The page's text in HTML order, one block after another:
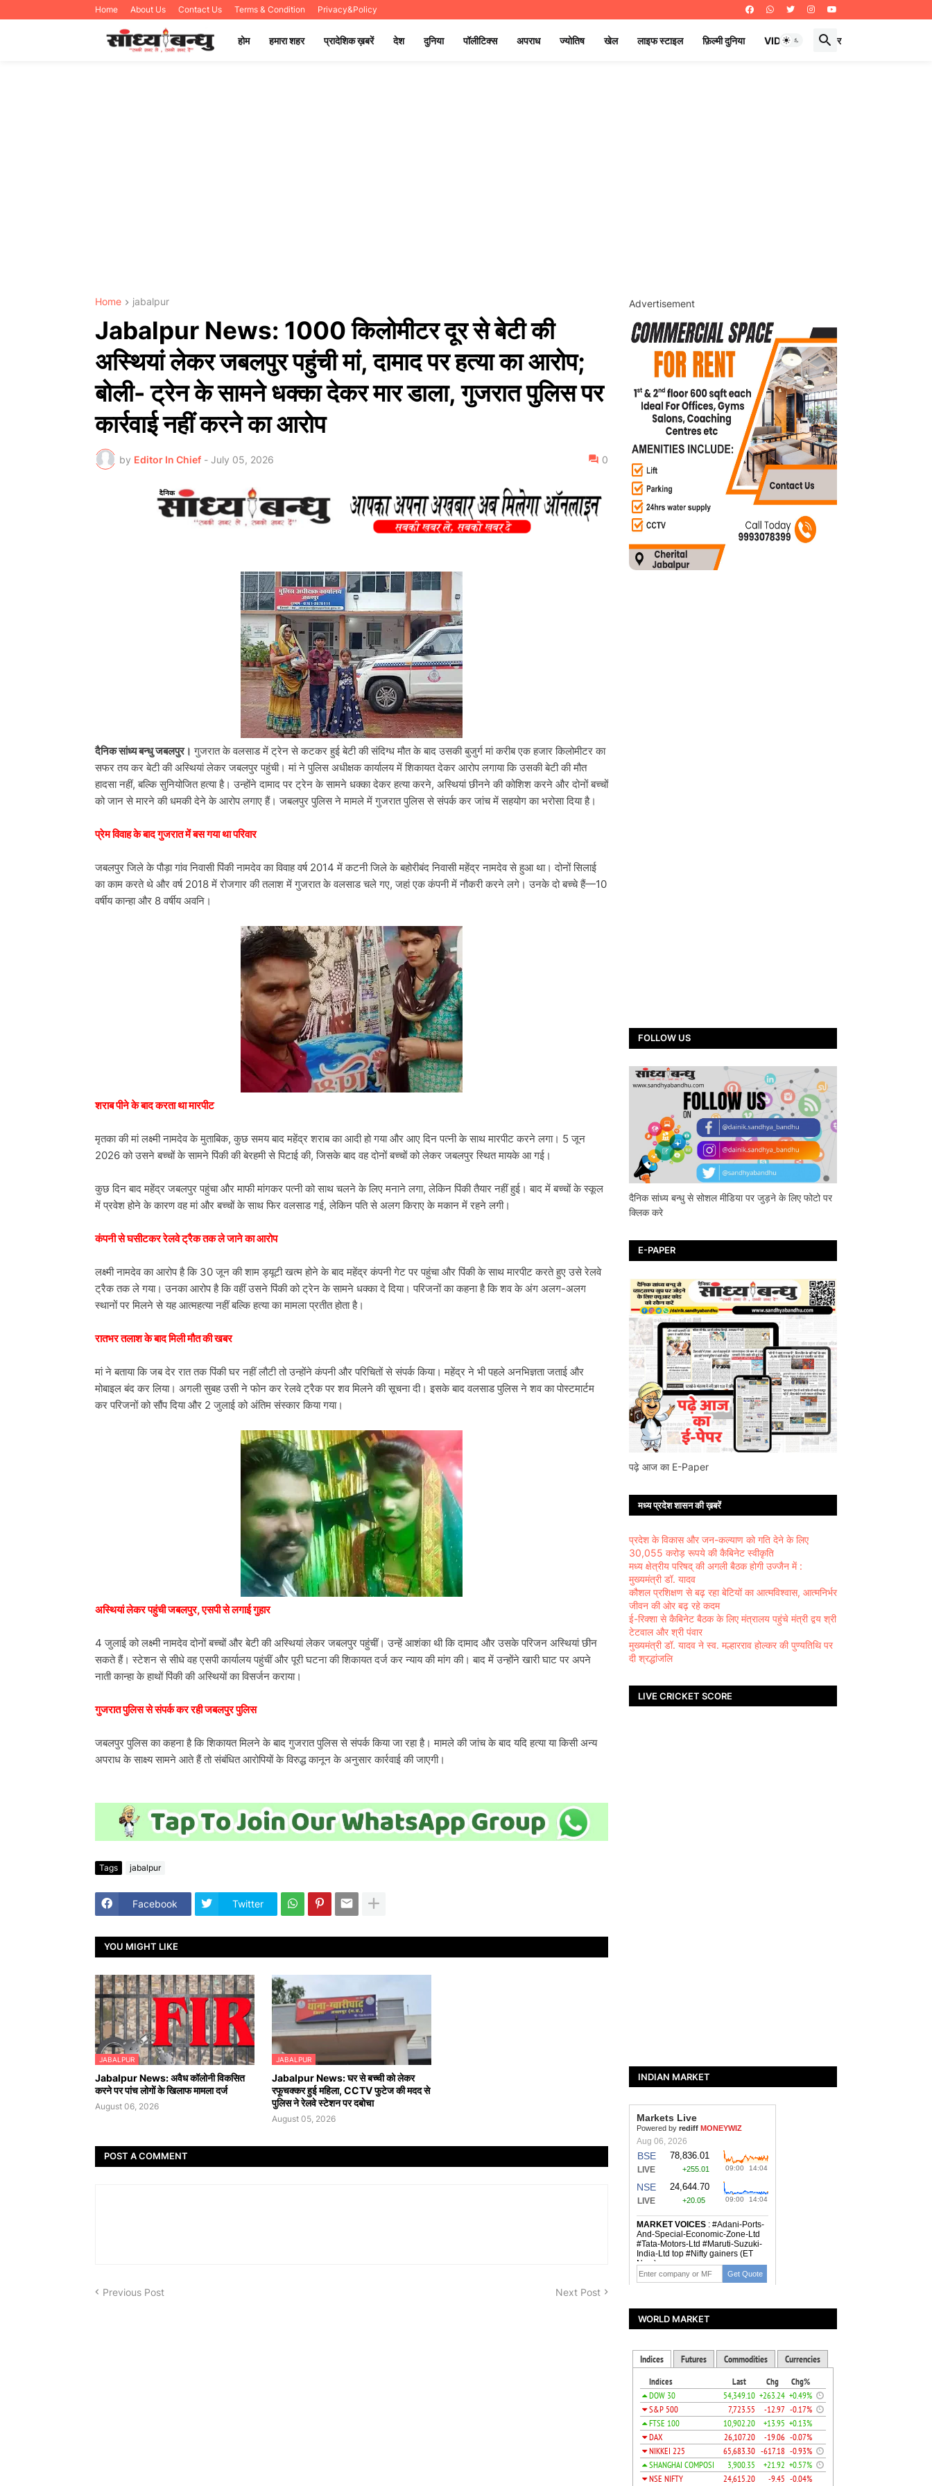
Home About Us Contact Us Terms & Condition Privacy&Policy
होम हमारा शहर प्रादेशिक ख़बरें देश दुनिया पॉलीटिक्स अपराध ज्योतिष खेल लाइफ स्टाइल फ़िल्मी दुनिया VIDEOS ई पेपर
Home jabalpur
Jabalpur News: 1000 किलोमीटर दूर से बेटी की
अस्थियां लेकर जबलपुर पहुंची मां, दामाद पर हत्या का आरोप;
बोली- ट्रेन के सामने धक्का देकर मार डाला, गुजरात पुलिस पर
कार्रवाई नहीं करने का आरोप
by Editor In Chief - July 05, 2026 0
दैनिक सांध्य बन्धु जबलपुर। गुजरात के वलसाड में ट्रेन से कटकर हुई बेटी की संदिग्ध मौत के बाद उसकी बुजुर्ग मां करीब एक हजार किलोमीटर का
सफर तय कर बेटी की अस्थियां लेकर जबलपुर पहुंची। मां ने पुलिस अधीक्षक कार्यालय में शिकायत देकर आरोप लगाया कि उसकी बेटी की मौत
हादसा नहीं, बल्कि सुनियोजित हत्या है। उन्होंने दामाद पर ट्रेन के सामने धक्का देकर हत्या करने, अस्थियां छीनने की कोशिश करने और दोनों बच्चों
को जान से मारने की धमकी देने के आरोप लगाए हैं। जबलपुर पुलिस ने मामले में गुजरात पुलिस से संपर्क कर जांच में सहयोग का भरोसा दिया है।
प्रेम विवाह के बाद गुजरात में बस गया था परिवार
जबलपुर जिले के पौड़ा गांव निवासी पिंकी नामदेव का विवाह वर्ष 2014 में कटनी जिले के बहोरीबंद निवासी महेंद्र नामदेव से हुआ था। दोनों सिलाई
का काम करते थे और वर्ष 2018 में रोजगार की तलाश में गुजरात के वलसाड चले गए, जहां एक कंपनी में नौकरी करने लगे। उनके दो बच्चे हैं—10
वर्षीय कान्हा और 8 वर्षीय अवनि।
शराब पीने के बाद करता था मारपीट
मृतका की मां लक्ष्मी नामदेव के मुताबिक, कुछ समय बाद महेंद्र शराब का आदी हो गया और आए दिन पत्नी के साथ मारपीट करने लगा। 5 जून
2026 को उसने बच्चों के सामने पिंकी की बेरहमी से पिटाई की, जिसके बाद वह दोनों बच्चों को लेकर जबलपुर स्थित मायके आ गई।
कुछ दिन बाद महेंद्र जबलपुर पहुंचा और माफी मांगकर पत्नी को साथ चलने के लिए मनाने लगा, लेकिन पिंकी तैयार नहीं हुई। बाद में बच्चों के स्कूल
में प्रवेश होने के कारण वह मां और बच्चों के साथ फिर वलसाड गई, लेकिन पति से अलग किराए के मकान में रहने लगी।
कंपनी से घसीटकर रेलवे ट्रैक तक ले जाने का आरोप
लक्ष्मी नामदेव का आरोप है कि 30 जून की शाम ड्यूटी खत्म होने के बाद महेंद्र कंपनी गेट पर पहुंचा और पिंकी के साथ मारपीट करते हुए उसे रेलवे
ट्रैक तक ले गया। उनका आरोप है कि वहीं उसने पिंकी को ट्रेन के सामने धक्का दे दिया। परिजनों का कहना है कि शव के अंग अलग-अलग
स्थानों पर मिलने से यह आत्महत्या नहीं बल्कि हत्या का मामला प्रतीत होता है।
रातभर तलाश के बाद मिली मौत की खबर
मां ने बताया कि जब देर रात तक पिंकी घर नहीं लौटी तो उन्होंने कंपनी और परिचितों से संपर्क किया। महेंद्र ने भी पहले अनभिज्ञता जताई और
मोबाइल बंद कर लिया। अगली सुबह उसी ने फोन कर रेलवे ट्रैक पर शव मिलने की सूचना दी। इसके बाद वलसाड पुलिस ने शव का पोस्टमार्टम
कर परिजनों को सौंप दिया और 2 जुलाई को अंतिम संस्कार किया गया।
अस्थियां लेकर पहुंची जबलपुर, एसपी से लगाई गुहार
4 जुलाई को लक्ष्मी नामदेव दोनों बच्चों और बेटी की अस्थियां लेकर जबलपुर पहुंचीं। उन्हें आशंका थी कि दामाद और उसके परिजन अस्थियां छीन
सकते हैं। स्टेशन से सीधे वह एसपी कार्यालय पहुंचीं और पूरी घटना की शिकायत दर्ज कर न्याय की मांग की। बाद में उन्होंने खारी घाट पर अपने
नाती कान्हा के हाथों पिंकी की अस्थियों का विसर्जन कराया।
गुजरात पुलिस से संपर्क कर रही जबलपुर पुलिस
जबलपुर पुलिस का कहना है कि शिकायत मिलने के बाद गुजरात पुलिस से संपर्क किया जा रहा है। मामले की जांच के बाद यदि हत्या या किसी अन्य
अपराध के साक्ष्य सामने आते हैं तो संबंधित आरोपियों के विरुद्ध कानून के अनुसार कार्रवाई की जाएगी।
Tags jabalpur
Facebook Twitter
YOU MIGHT LIKE
JABALPUR
Jabalpur News: अवैध कॉलोनी विकसित
करने पर पांच लोगों के खिलाफ मामला दर्ज
August 06, 2026
JABALPUR
Jabalpur News: घर से बच्ची को लेकर
रफूचक्कर हुई महिला, CCTV फुटेज की मदद से
पुलिस ने रेलवे स्टेशन पर दबोचा
August 05, 2026
POST A COMMENT
Previous Post Next Post
Advertisement
FOLLOW US
दैनिक सांध्य बन्धु से सोशल मीडिया पर जुड़ने के लिए फोटो पर
क्लिक करे
E-PAPER
पढ़े आज का E-Paper
मध्य प्रदेश शासन की ख़बरें
प्रदेश के विकास और जन-कल्याण को गति देने के लिए
30,055 करोड़ रूपये की कैबिनेट स्वीकृति
मध्य क्षेत्रीय परिषद् की अगली बैठक होगी उज्जैन में :
मुख्यमंत्री डॉ. यादव
कौशल प्रशिक्षण से बढ़ रहा बेटियों का आत्मविश्वास, आत्मनिर्भर
जीवन की ओर बढ़ रहे कदम
ई-रिक्शा से कैबिनेट बैठक के लिए मंत्रालय पहुंचे मंत्री द्वय श्री
टेटवाल और श्री पंवार
मुख्यमंत्री डॉ. यादव ने स्व. मल्हारराव होल्कर की पुण्यतिथि पर
दी श्रद्धांजलि
LIVE CRICKET SCORE
INDIAN MARKET
WORLD MARKET